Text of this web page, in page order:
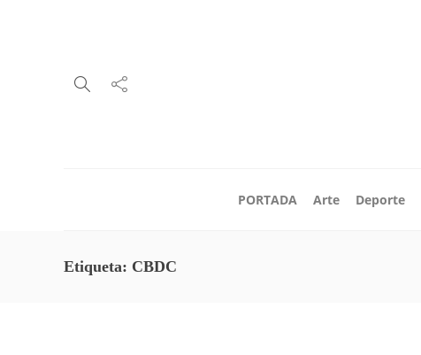
PORTADA Arte Deporte
Etiqueta: CBDC